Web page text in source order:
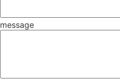
message